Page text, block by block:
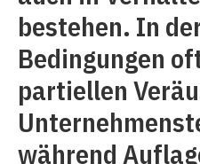
bestehen. In
Bedingungen
partiellen
während